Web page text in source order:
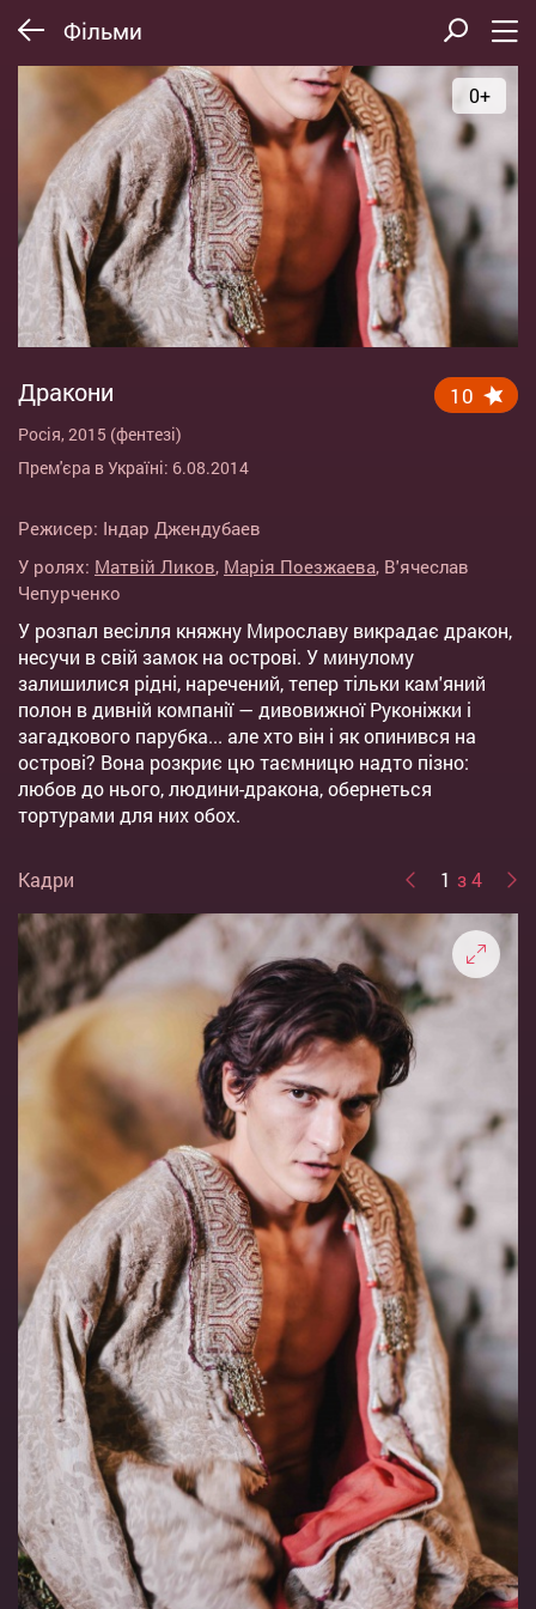
Фільми
0+
Дракони
Росія, 2015 (фентезі)
Прем'єра в Україні: 6.08.2014
10
Режисер: Індар Джендубаев
У ролях: Матвій Ликов, Марія Поезжаева, В'ячеслав
Чепурченко
У розпал весілля княжну Мирославу викрадає дракон,
несучи в свій замок на острові. У минулому
залишилися рідні, наречений, тепер тільки кам'яний
полон в дивній компанії — дивовижної Руконіжки і
загадкового парубка... але хто він і як опинився на
острові? Вона розкриє цю таємницю надто пізно:
любов до нього, людини-дракона, обернеться
тортурами для них обох.
Кадри 1 з 4